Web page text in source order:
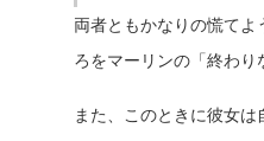
両者ともかなりの慌て
ろをマーリンの「終わり
また、このときに彼女は